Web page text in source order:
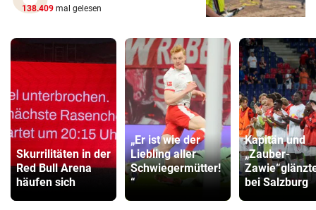
138.409 mal gelesen
Skurrilitäten in der
Red Bull Arena
häufen sich
„Er ist wie der
Liebling aller
Schwiegermütter!
“
Kapitän und
„Zauber-
bei Salzburg